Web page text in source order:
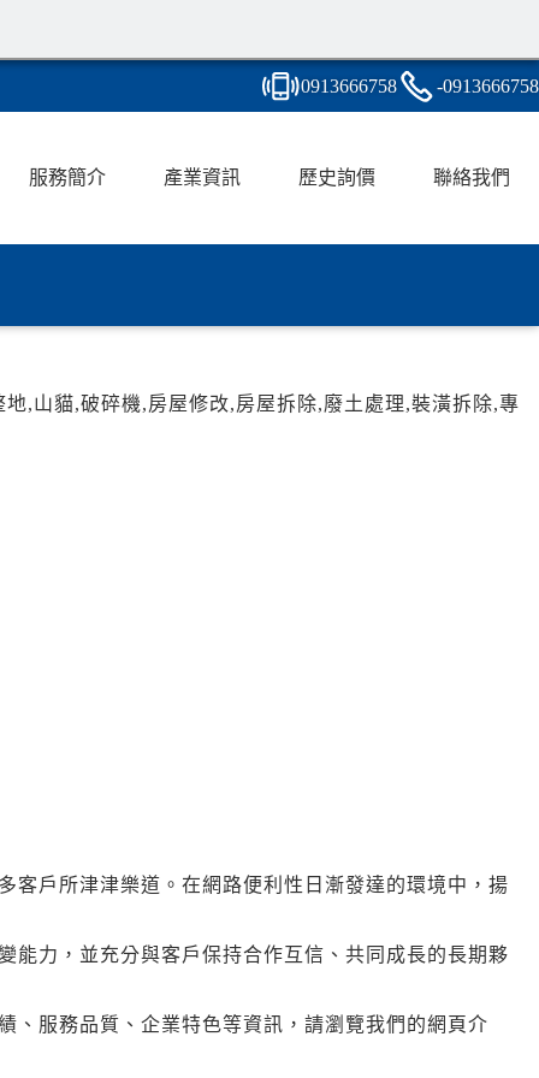
0913666758 -0913666758
服務簡介 產業資訊 歷史詢價 聯絡我們
,山貓,破碎機,房屋修改,房屋拆除,廢土處理,裝潢拆除,專
客戶所津津樂道。在網路便利性日漸發達的環境中，揚
能力，並充分與客戶保持合作互信、共同成長的長期夥
、服務品質、企業特色等資訊，請瀏覽我們的網頁介